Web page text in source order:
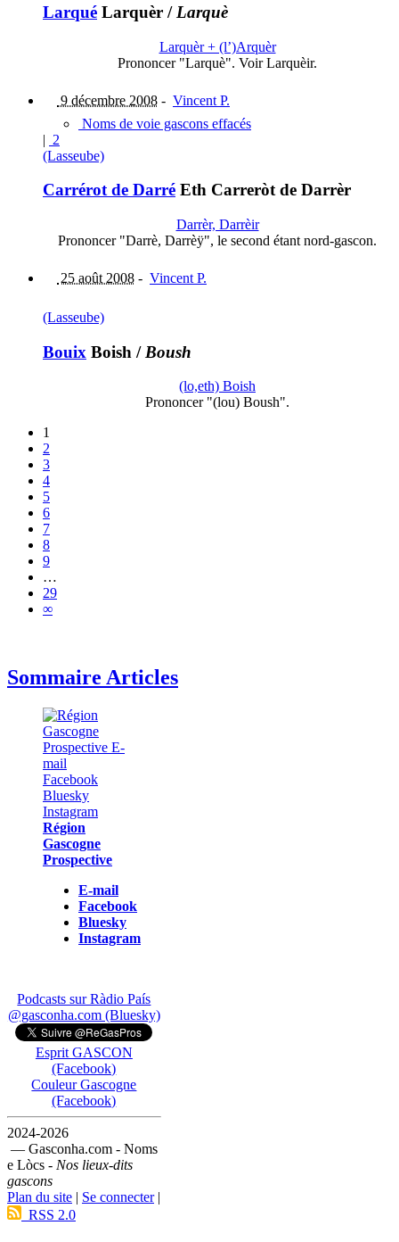
Larqué Larquèr / Larquè
Larquèr + (l’)Arquèr
Prononcer "Larquè". Voir Larquèir.
9 décembre 2008 - Vincent P.
Noms de voie gascons effacés
| 2
(Lasseube)
Carrérot de Darré Eth Carreròt de Darrèr
Darrèr, Darrèir
Prononcer "Darrè, Darrèÿ", le second étant nord-gascon.
25 août 2008 - Vincent P.
(Lasseube)
Bouix Boish / Boush
(lo,eth) Boish
Prononcer "(lou) Boush".
1
2
3
4
5
6
7
8
9
…
29
∞
Sommaire Articles
Région
Gascogne
Prospective
E-mail
Facebook
Bluesky
Instagram
Podcasts sur Ràdio País
@gasconha.com (Bluesky)
Esprit GASCON
(Facebook)
Couleur Gascogne
(Facebook)
2024-2026
— Gasconha.com - Noms
e Lòcs - Nos lieux-dits
gascons
Plan du site | Se connecter|
RSS 2.0